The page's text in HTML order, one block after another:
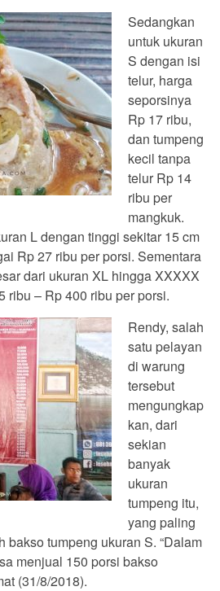
Sedangkan
untuk ukuran
S dengan isi
telur, harga
seporsinya
Rp 17 ribu,
dan tumpeng
kecil tanpa
telur Rp 14
ribu per
mangkuk.
L dengan tinggi sekitar 15 cm
Rp 27 ribu per porsi. Sementara
dari ukuran XL hingga XXXXX
ribu – Rp 400 ribu per porsi.
Rendy, salah
satu pelayan
di warung
tersebut
mengungkap
kan, dari
sekian
banyak
ukuran
tumpeng itu,
yang paling
bakso tumpeng ukuran S. “Dalam
menjual 150 porsi bakso
(31/8/2018).